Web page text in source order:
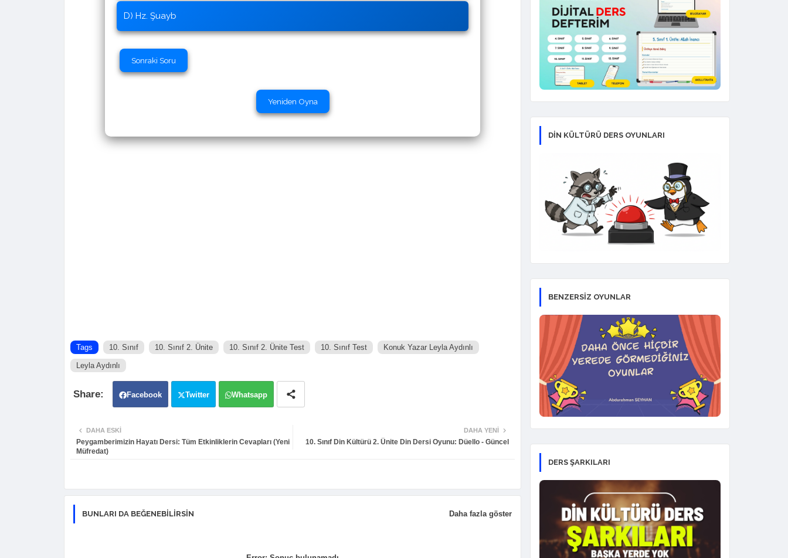
D) Hz. Şuayb
Sonraki Soru
Yeniden Oyna
Tags 10. Sınıf 10. Sınıf 2. Ünite 10. Sınıf 2. Ünite Test 10. Sınıf Test Konuk Yazar Leyla Aydınlı
Leyla Aydınlı
Facebook Twitter Whatsapp
DAHA YENI
10. Sınıf Din Kültürü 2. Ünite Din Dersi Oyunu: Düello - Güncel
DAHA ESKI
Peygamberimizin Hayatı Dersi: Tüm Etkinliklerin Cevapları (Yeni
Müfredat)
BUNLARI DA BEĞENEBILIRSIN Daha fazla göster
DİN KÜLTÜRÜ DERS OYUNLARI
BENZERSİZ OYUNLAR
DERS ŞARKILARI